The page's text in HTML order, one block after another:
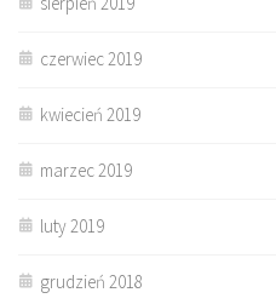
czerwiec 2019
kwiecień 2019
marzec 2019
luty 2019
grudzień 2018